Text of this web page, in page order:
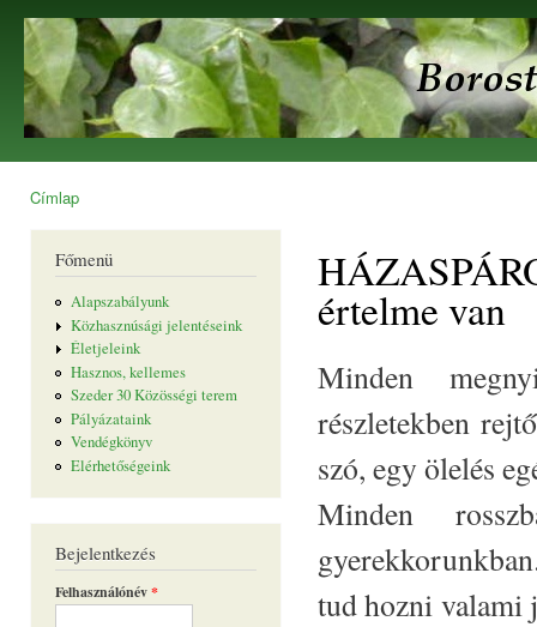
Borostyán
Egyesület
Címlap
Főmenü
Alapszabályunk
Közhasznúsági jelentéseink
Életjeleink
Hasznos, kellemes
Szeder 30 Közösségi terem
Pályázataink
Vendégkönyv
Elérhetőségeink
Bejelentkezés
Felhasználónév*
értelme van
Minden
részletekben
szó, egy ölelés
Minden
tud hozni valami